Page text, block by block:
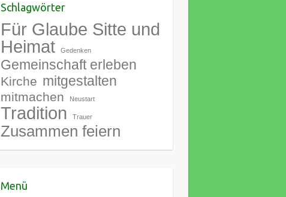
Schlagwörter
Für Glaube Sitte und
Heimat
Gedenken
Gemeinschaft erleben
Kirche mitgestalten
mitmachen Neustart
Tradition Trauer
Zusammen feiern
Menü